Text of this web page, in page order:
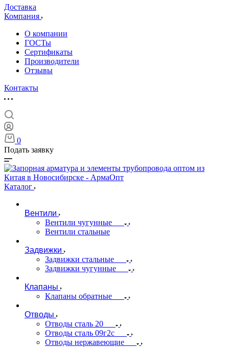
Доставка
Компания
О компании
ГОСТы
Сертификаты
Производители
Отзывы
Контакты
0
Подать заявку
Каталог
Вентили
Вентили чугунные
Вентили стальные
Задвижки
Задвижки стальные
Задвижки чугунные
Клапаны
Клапаны обратные
Отводы
Отводы сталь 20
Отводы сталь 09г2с
Отводы нержавеющие